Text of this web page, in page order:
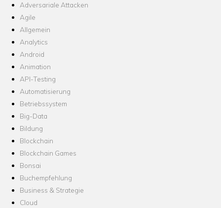
Adversariale Attacken
Agile
Allgemein
Analytics
Android
Animation
API-Testing
Automatisierung
Betriebssystem
Big-Data
Bildung
Blockchain
Blockchain Games
Bonsai
Buchempfehlung
Business & Strategie
Cloud